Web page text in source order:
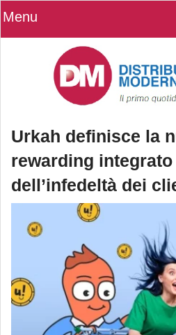
Menu
Urkah definisce la
rewarding
dell’infedeltà dei